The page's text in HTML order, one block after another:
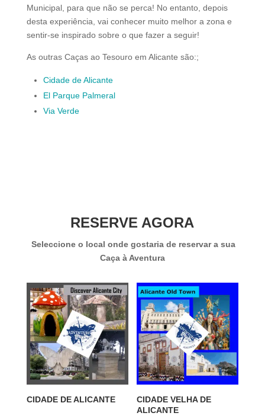
Municipal, para que não se perca! No entanto, depois
desta experiência, vai conhecer muito melhor a zona e
sentir-se inspirado sobre o que fazer a seguir!
As outras Caças ao Tesouro em Alicante são:;
Cidade de Alicante
El Parque Palmeral
Via Verde
RESERVE AGORA
Seleccione o local onde gostaria de reservar a sua
Caça à Aventura
CIDADE DE ALICANTE
CIDADE VELHA DE
ALICANTE